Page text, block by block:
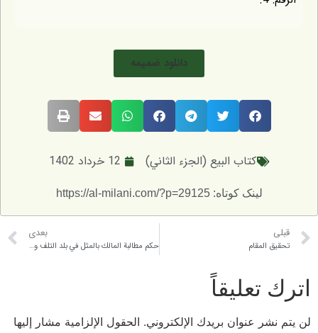
دانلود ضمیمه
كتاب البيع (الجزء الثاني) 12 خرداد 1402
حكم مطالبة المالك بالمثل في بلد التلف و غيره
عنوان بريدك الإلكتروني. الحقول الإلزامية مشار إليها